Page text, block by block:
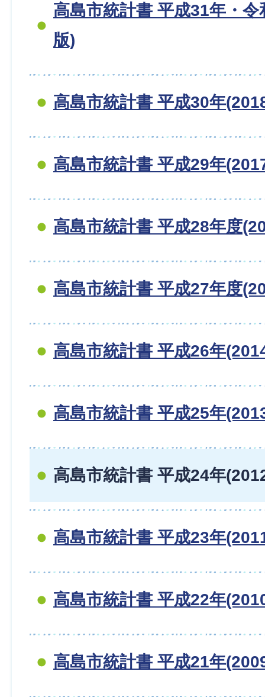
高島市統計書 平成31年・
版)
高島市統計書 平成30年
高島市統計書 平成29年
高島市統計書 平成28年度
高島市統計書 平成27年度
高島市統計書 平成26年
高島市統計書 平成25年
高島市統計書 平成24年
高島市統計書 平成23年
高島市統計書 平成22年
高島市統計書 平成21年